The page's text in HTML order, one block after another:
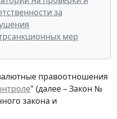
за
мер
правоотношения
" (далее – Закон №
закона и